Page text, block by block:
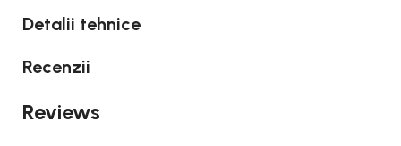
Detalii tehnice
Recenzii
Reviews